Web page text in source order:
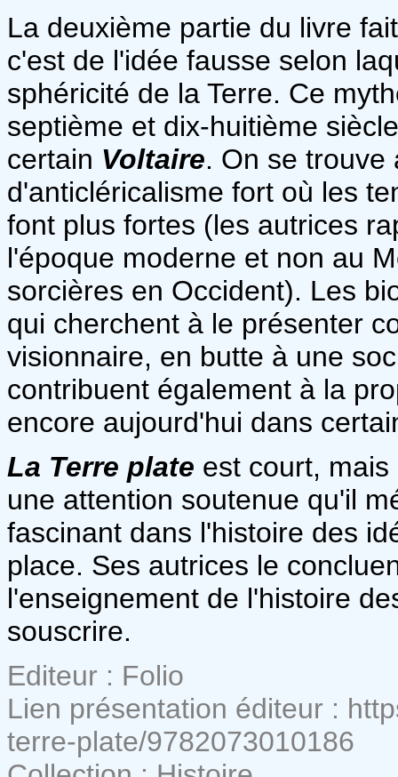
La deuxième partie du livre
c'est de l'idée fausse selon
sphéricité de la Terre. Ce
septième et dix-huitième
certain Voltaire. On se trouve
d'anticléricalisme fort où les
font plus fortes (les autrices
l'époque moderne et non au
sorcières en Occident). Les
qui cherchent à le présenter
visionnaire, en butte à une
contribuent également à la
encore aujourd'hui dans
La Terre plate est court,
une attention soutenue qu'il
fascinant dans l'histoire des
place. Ses autrices le
l'enseignement de l'histoire
souscrire.
Editeur : Folio
Lien présentation éditeur :
terre-plate/9782073010186